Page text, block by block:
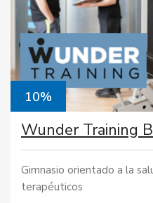
10%
Wunder Training
Gimnasio orientado a la
terapéuticos